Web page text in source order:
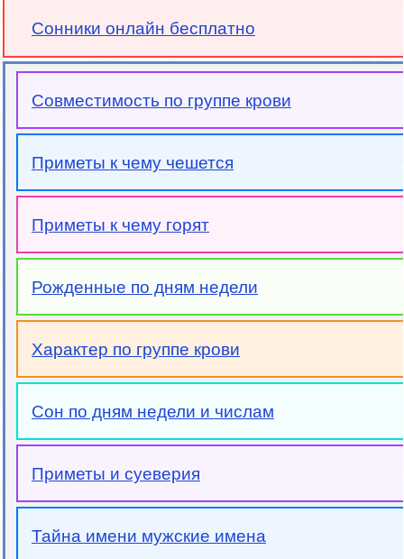
Сонники онлайн бесплатно
Совместимость по группе крови
Приметы к чему чешется
Приметы к чему горят
Рожденные по дням недели
Характер по группе крови
Сон по дням недели и числам
Приметы и суеверия
Тайна имени мужские имена